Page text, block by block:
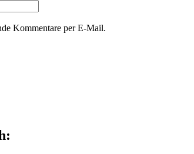
Kommentare per E-Mail.